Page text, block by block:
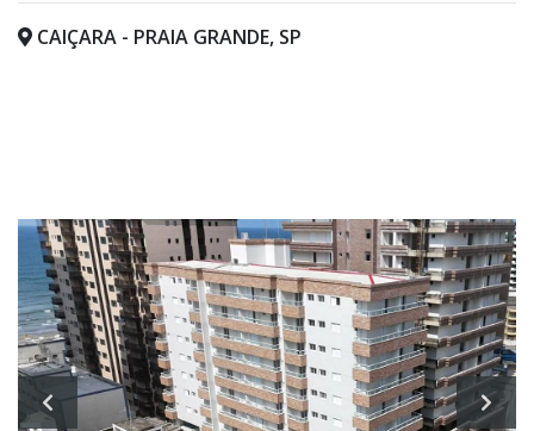
CAIÇARA - PRAIA GRANDE, SP